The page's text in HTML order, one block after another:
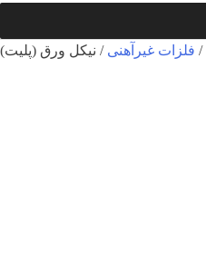
/ فلزات غیرآهنی / نیکل ورق (پلیت)